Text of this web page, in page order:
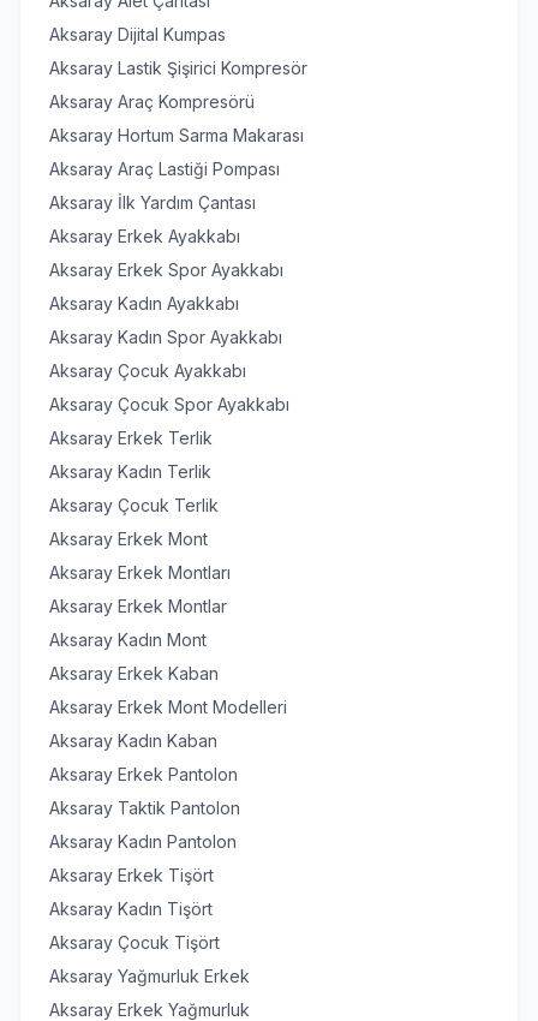
Aksaray Dijital Kumpas
Aksaray Lastik Şişirici Kompresör
Aksaray Araç Kompresörü
Aksaray Hortum Sarma Makarası
Aksaray Araç Lastiği Pompası
Aksaray İlk Yardım Çantası
Aksaray Erkek Ayakkabı
Aksaray Erkek Spor Ayakkabı
Aksaray Kadın Ayakkabı
Aksaray Kadın Spor Ayakkabı
Aksaray Çocuk Ayakkabı
Aksaray Çocuk Spor Ayakkabı
Aksaray Erkek Terlik
Aksaray Kadın Terlik
Aksaray Çocuk Terlik
Aksaray Erkek Mont
Aksaray Erkek Montları
Aksaray Erkek Montlar
Aksaray Kadın Mont
Aksaray Erkek Kaban
Aksaray Erkek Mont Modelleri
Aksaray Kadın Kaban
Aksaray Erkek Pantolon
Aksaray Taktik Pantolon
Aksaray Kadın Pantolon
Aksaray Erkek Tişört
Aksaray Kadın Tişört
Aksaray Çocuk Tişört
Aksaray Yağmurluk Erkek
Aksaray Erkek Yağmurluk